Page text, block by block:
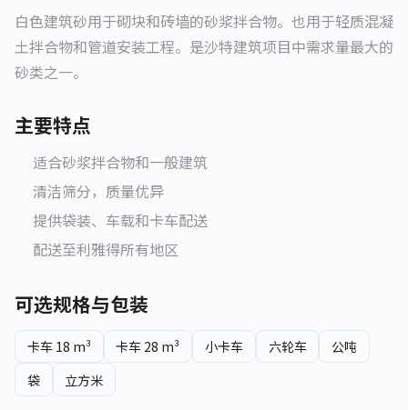
白色建筑砂用于砌块和砖墙的砂浆拌合物。也用于轻质混凝
土拌合物和管道安装工程。是沙特建筑项目中需求量最大的
砂类之一。
主要特点
适合砂浆拌合物和一般建筑
清洁筛分，质量优异
提供袋装、车载和卡车配送
配送至利雅得所有地区
可选规格与包装
卡车 18 m³ 卡车 28 m³ 小卡车 六轮车
公吨
袋
立方米